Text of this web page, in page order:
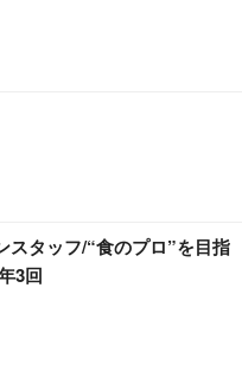
スタッフ/“食のプロ”を目指
3回